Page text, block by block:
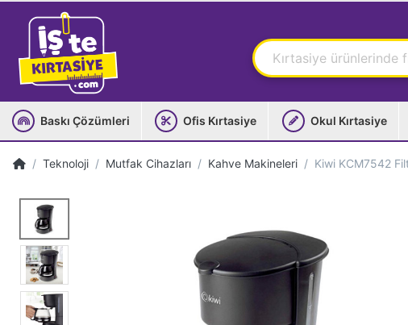
Baskı Çözümleri Ofis Kırtasiye Okul Kırtasiye
Teknoloji Mutfak Cihazları Kahve Makineleri Kiwi KCM7542